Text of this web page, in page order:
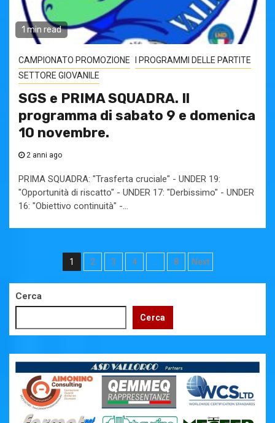
1 min read
CAMPIONATO PROMOZIONE
I PROGRAMMI DELLE PARTITE
SETTORE GIOVANILE
SGS e PRIMA SQUADRA. Il
programma di sabato 9 e domenica
10 novembre.
2 anni ago
PRIMA SQUADRA: "Trasferta cruciale" - UNDER 19:
"Opportunità di riscatto" - UNDER 17: "Derbissimo" - UNDER
16: "Obiettivo continuità" -...
Paginazione
degli
articoli
1 2 3 4 8 Next
Cerca
Cerca